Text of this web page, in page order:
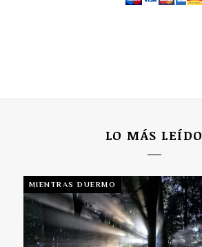
LO MÁS LEÍDO
MIENTRAS DUERMO